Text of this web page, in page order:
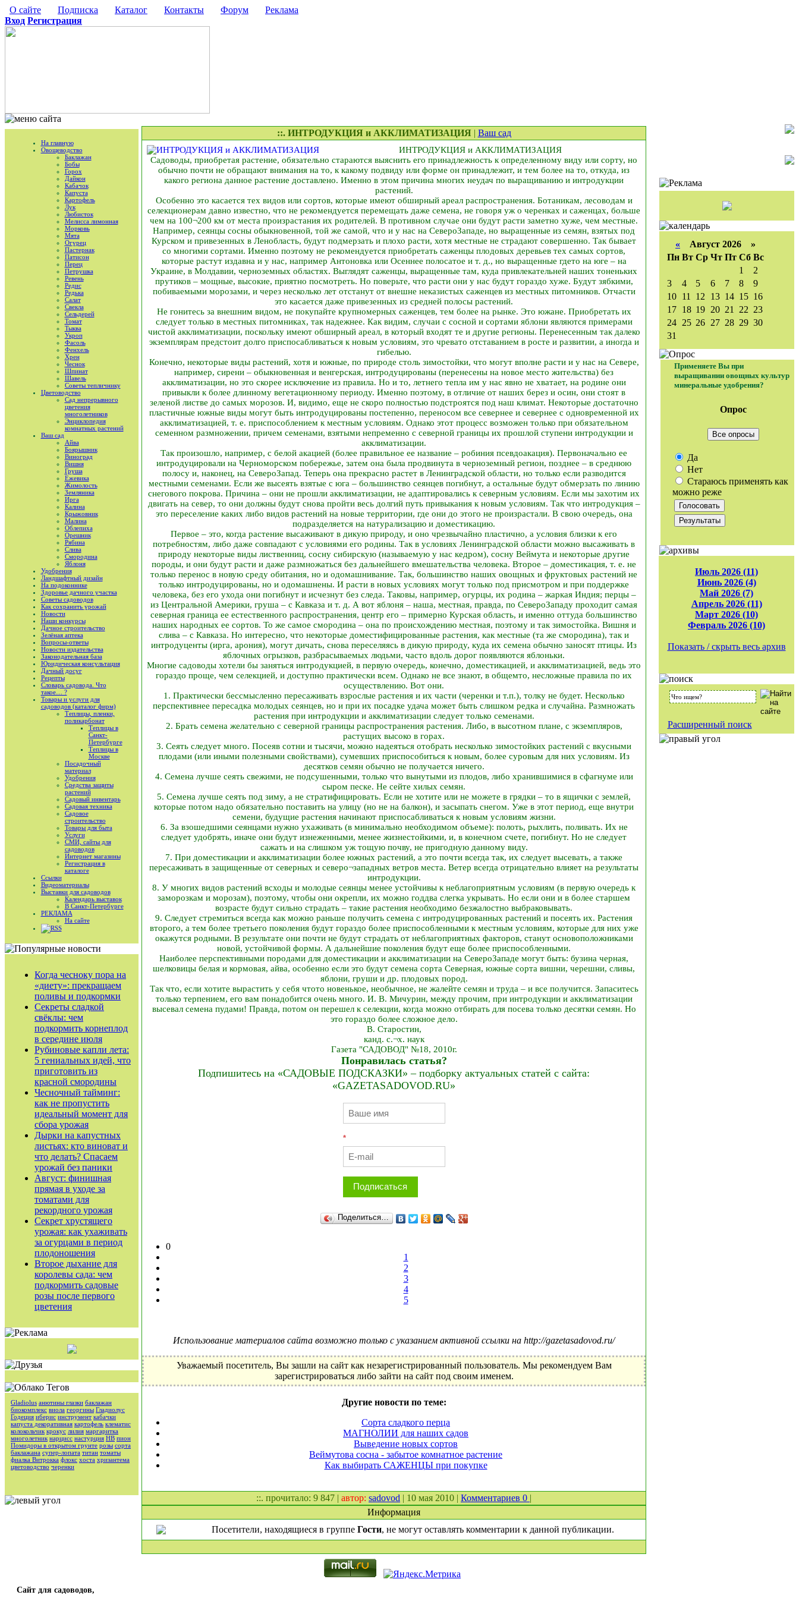
О сайте Подписка Каталог Контакты Форум
Реклама
Вход Регистрация
На главную
Овощеводство
Баклажан
Бобы
Горох
Дайкон
Кабачок
Капуста
Картофель
Лук
Любисток
Мелисса лимонная
Морковь
Мята
Огурец
Пастернак
Патисон
Перец
Петрушка
Ревень
Редис
Редька
Салат
Свекла
Сельдерей
Томат
Тыква
Укроп
Фасоль
Фенхель
Хрен
Чеснок
Шпинат
Шавель
Советы тепличнику
Цветоводство
Сад непрерывного
цветения
многолетников
Энциклопедия
комнатных растений
Ваш сад
Айва
Боярышник
Виноград
Вишня
Груша
Ежевика
Жимолость
Земляника
Ирга
Калина
Крыжовник
Малина
Облепиха
Орешник
Рябина
Слива
Смородина
Яблоня
Удобрения
Ландшафтный дизайн
На подоконнике
Здоровье дачного участка
Советы садоводов
Как сохранить урожай
Новости
Наши конкурсы
Дачное строительство
Зелёная аптека
Вопросы-ответы
Новости издательства
Законодательная база
Юридическая консультация
Дачный досуг
Рецепты
Словарь садовода. Что
такое… ?
Товары и услуги для
садоводов (каталог фирм)
Теплицы, пленки,
поликарбонат
Теплицы в
Санкт-
Петербурге
Теплицы в
Москве
Посадочный
материал
Удобрения
Средства защиты
растений
Садовый инвентарь
Садовая техника
Садовое
строительство
Товары для быта
Услуги
СМИ, сайты для
садоводов
Интернет магазины
Регистрация в
каталоге
Ссылки
Видеоматериалы
Выставки для садоводов
Календарь выставок
В Санкт-Петербурге
РЕКЛАМА
На сайте
RSS
Когда чесноку пора на
«диету»: прекращаем
поливы и подкормки
Секреты сладкой
свёклы: чем
подкормить корнеплод
в середине июля
Рубиновые капли лета:
5 гениальных идей, что
приготовить из
красной смородины
Чесночный тайминг:
как не пропустить
идеальный момент для
сбора урожая
Дырки на капустных
листьях: кто виноват и
что делать? Спасаем
урожай без паники
Август: финишная
прямая в уходе за
томатами для
рекордного урожая
Секрет хрустящего
урожая: как ухаживать
за огурцами в период
плодоношения
Второе дыхание для
королевы сада: чем
подкормить садовые
розы после первого
цветения
Gladiolus анютины глазки баклажан
биокомплекс виола георгины Гладиолус
Годеция иберис инструмент кабачки
капуста декоративная картофель клематис
колокольчик крокус лилия маргаритка
многолетник нарцисс настурция НВ пион
Помидоры в открытом грунте розы сорта
баклажана супер-лопата титан томаты
фиалка Витрокка флокс хоста хризантема
цветоводство черенки
::. ИНТРОДУКЦИЯ и АККЛИМАТИЗАЦИЯ| Ваш сад
ИНТРОДУКЦИЯ и АККЛИМАТИЗАЦИЯ
Садоводы, приобретая растение, обязательно стараются выяснить его принадлежность к определенному виду или сорту, но
обычно почти не обращают внимания на то, к какому подвиду или форме он принадлежит, и тем более на то, откуда, из
какого региона данное растение доставлено. Именно в этом причина многих неудач по выращиванию и интродукции
растений.
Особенно это касается тех видов или сортов, которые имеют обширный ареал распространения. Ботаникам, лесоводам и
селекционерам давно известно, что не рекомендуется перемещать даже семена, не говоря уж о черенках и саженцах, больше
чем на 100¬200 км от места произрастания их родителей. В противном случае они будут расти заметно хуже, чем местные.
Например, сеянцы сосны обыкновенной, той же самой, что и у нас на Северо­Западе, но выращенные из семян, взятых под
Курском и привезенных в Ленобласть, будут подмерзать и плохо расти, хотя местные не страдают совершенно. Так бывает
со многими сортами. Именно поэтому не рекомендуется приобретать саженцы плодовых деревьев тех самых сортов,
которые растут издавна и у нас, например Антоновка или Осеннее полосатое и т. д., но выращенные где­то на юге – на
Украине, в Молдавии, черноземных областях. Выглядят саженцы, выращенные там, куда привлекательней наших тоненьких
прутиков – мощные, высокие, приятно посмотреть. Но поверьте, что расти они у нас будут гораздо хуже. Будут зябкими,
побиваемыми морозами, и через несколько лет отстанут от внешне неказистых саженцев из местных питомников. Отчасти
это касается даже привезенных из средней полосы растений.
Не гонитесь за внешним видом, не покупайте крупномерных саженцев, тем более на рынке. Это южане. Приобретать их
следует только в местных питомниках, так надежнее. Как видим, случаи с сосной и сортами яблони являются примерами
чистой акклиматизации, поскольку имеют обширный ареал, в который входят те и другие регионы. Перенесенным так далеко
экземплярам предстоит долго приспосабливаться к новым условиям, это чревато отставанием в росте и развитии, а иногда и
гибелью.
Конечно, некоторые виды растений, хотя и южные, по природе столь зимостойки, что могут вполне расти и у нас на Севере,
например, сирени – обыкновенная и венгерская, интродуцированы (перенесены на новое место жительства) без
акклиматизации, но это скорее исключение из правила. Но и то, летнего тепла им у нас явно не хватает, на родине они
привыкли к более длинному вегетационному периоду. Именно поэтому, в отличие от наших берез и осин, они стоят в
зеленой листве до самых морозов. И, видимо, еще не скоро полностью подстроятся под наш климат. Некоторые достаточно
пластичные южные виды могут быть интродуцированы постепенно, переносом все севернее и севернее с одновременной их
акклиматизацией, т. е. приспособлением к местным условиям. Однако этот процесс возможен только при обязательном
семенном размножении, причем семенами, взятыми непременно с северной границы их прошлой ступени интродукции и
акклиматизации.
Так произошло, например, с белой акацией (более правильное ее название – робиния псевдоакация). Первоначально ее
интродуцировали на Черноморском побережье, затем она была продвинута в черноземный регион, позднее – в среднюю
полосу и, наконец, на Северо­Запад. Теперь она прекрасно растет в Ленинградской области, но только если разводится
местными семенами. Если же высеять взятые с юга – большинство сеянцев погибнут, а остальные будут обмерзать по линию
снегового покрова. Причина – они не прошли акклиматизации, не адаптировались к северным условиям. Если мы захотим их
двигать на север, то они должны будут снова пройти весь долгий путь привыкания к новым условиям. Так что интродукция –
это переселение каких либо видов растений на новые территории, где они до этого не произрастали. В свою очередь, она
подразделяется на натурализацию и доместикацию.
Первое – это, когда растение высаживают в дикую природу, и оно чрезвычайно пластично, а условия близки к его
потребностям, либо даже совпадают с условиями его родины. Так в условиях Ленинградской области можно высаживать в
природу некоторые виды лиственниц, сосну сибирскую (называемую у нас кедром), сосну Веймута и некоторые другие
породы, и они будут расти и даже размножаться без дальнейшего вмешательства человека. Второе – доместикация, т. е. не
только перенос в новую среду обитания, но и одомашнивание. Так, большинство наших овощных и фруктовых растений не
только интродуцированы, но и одомашнены. И расти в новых условиях могут только под присмотром и при поддержке
человека, без его ухода они погибнут и исчезнут без следа. Таковы, например, огурцы, их родина – жаркая Индия; перцы –
из Центральной Америки, груша – с Кавказа и т. д. А вот яблоня – наша, местная, правда, по Северо­Западу проходит самая
северная граница ее естественного распространения, центр его – примерно Курская область, и именно оттуда большинство
наших народных ее сортов. То же самое смородина – она по происхождению местная, поэтому и так зимостойка. Вишня и
слива – с Кавказа. Но интересно, что некоторые доместифицированные растения, как местные (та же смородина), так и
интродуценты (ирга, арония), могут дичать, снова переселяясь в дикую природу, куда их семена обычно заносят птицы. Из
яблочных огрызков, разбрасываемых людьми, часто вдоль дорог появляются яблоньки.
Многие садоводы хотели бы заняться интродукцией, в первую очередь, конечно, доместикацией, и акклиматизацией, ведь это
гораздо проще, чем селекцией, и доступно практически всем. Однако не все знают, в общем­то, несложные правила по их
осуществлению. Вот они.
1. Практически бессмысленно пересаживать взрослые растения и их части (черенки и т.п.), толку не будет. Несколько
перспективнее пересадка молодых сеянцев, но и при их посадке удача может быть слишком редка и случайна. Размножать
растения при интродукции и акклиматизации следует только семенами.
2. Брать семена желательно с северной границы распространения растения. Либо, в высотном плане, с экземпляров,
растущих высоко в горах.
3. Сеять следует много. Посеяв сотни и тысячи, можно надеяться отобрать несколько зимостойких растений с вкусными
плодами (или иными полезными свойствами), сумевших приспособиться к новым, более суровым для них условиям. Из
десятков семян обычно не получается ничего.
4. Семена лучше сеять свежими, не подсушенными, только что вынутыми из плодов, либо хранившимися в сфагнуме или
сыром песке. Не сейте хилых семян.
5. Семена лучше сеять под зиму, а не стратифицировать. Если не хотите или не можете в грядки – то в ящички с землей,
которые потом надо обязательно поставить на улицу (но не на балкон), и засыпать снегом. Уже в этот период, еще внутри
семени, будущие растения начинают приспосабливаться к новым условиям жизни.
6. За взошедшими сеянцами нужно ухаживать (в минимально необходимом объеме): полоть, рыхлить, поливать. Их не
следует удобрять, иначе они будут изнеженными, менее жизнестойкими, и, в конечном счете, погибнут. Но не следует
сажать и на слишком уж тощую почву, не пригодную данному виду.
7. При доместикации и акклиматизации более южных растений, а это почти всегда так, их следует высевать, а также
пересаживать в защищенные от северных и северо¬западных ветров места. Ветер всегда отрицательно влияет на результаты
интродукции.
8. У многих видов растений всходы и молодые сеянцы менее устойчивы к неблагоприятным условиям (в первую очередь к
заморозкам и морозам), поэтому, чтобы они окрепли, их можно год­два слегка укрывать. Но если они и в более старшем
возрасте будут сильно страдать – такие растения необходимо безжалостно выбраковывать.
9. Следует стремиться всегда как можно раньше получить семена с интродуцированных растений и посеять их. Растения
второго, а тем более третьего поколения будут гораздо более приспособленными к местным условиям, которые для них уже
окажутся родными. В результате они почти не будут страдать от неблагоприятных факторов, станут основоположниками
новой, устойчивой формы. А дальнейшие поколения будут еще более приспособленными.
Наиболее перспективными породами для доместикации и акклиматизации на Северо­Западе могут быть: бузина черная,
шелковицы белая и кормовая, айва, особенно если это будут семена сорта Северная, южные сорта вишни, черешни, сливы,
яблони, груши и др. плодовых пород.
Так что, если хотите вырастить у себя что­то новенькое, необычное, не жалейте семян и труда – и все получится. Запаситесь
только терпением, его вам понадобится очень много. И. В. Мичурин, между прочим, при интродукции и акклиматизации
высевал семена пудами! Правда, потом он перешел к селекции, когда можно отбирать для посева только десятки семян. Но
это гораздо более сложное дело.
В. Старостин,
канд. с.¬х. наук
Газета "САДОВОД" №18, 2010г.
Понравилась статья?
Подпишитесь на «САДОВЫЕ ПОДСКАЗКИ» – подборку актуальных статей с сайта:
«GAZETASADOVOD.RU»
*
Подписаться
Поделиться…
0
1
2
3
4
5
Использование материалов сайта возможно только с указанием активной ссылки на http://gazetasadovod.ru/
Уважаемый посетитель, Вы зашли на сайт как незарегистрированный пользователь. Мы рекомендуем Вам
зарегистрироваться либо зайти на сайт под своим именем.
Другие новости по теме:
Сорта сладкого перца
МАГНОЛИИ для наших садов
Выведение новых сортов
Веймутова сосна - забытое комнатное растение
Как выбирать САЖЕНЦЫ при покупке
::. прочитало: 9 847 | автор: sadovod | 10 мая 2010 | Комментариев 0 |
Информация
Посетители, находящиеся в группе Гости, не могут оставлять комментарии к данной публикации.
« Август 2026 »
Пн Вт Ср Чт Пт Сб Вс
1
2
3
4 5 6 7 8
9
10 11 12 13 14 15 16
17 18 19 20 21 22 23
24 25 26 27 28 29 30
31
Применяете Вы при
выращивании овощных культур
минеральные удобрения?
Опрос
Все опросы
Да
Нет
Стараюсь применять как
можно реже
Июль 2026 (11)
Июнь 2026 (4)
Май 2026 (7)
Апрель 2026 (11)
Март 2026 (10)
Февраль 2026 (10)
Показать / скрыть весь архив
Расширенный поиск
Сайт для садоводов,